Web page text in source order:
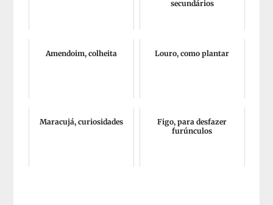
secundários
Amendoim, colheita Louro, como plantar
Maracujá, curiosidades
Figo, para desfazer
furúnculos